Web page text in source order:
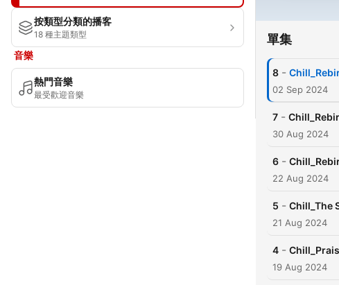
按類型分類的播客
18 種主題類型
音樂
熱門音樂
最受歡迎音樂
單集
8 -
02 Sep 2024
7 -
30 Aug 2024
6 -
22 Aug 2024
5 - Chill_The
21 Aug 2024
4 -
19 Aug 2024